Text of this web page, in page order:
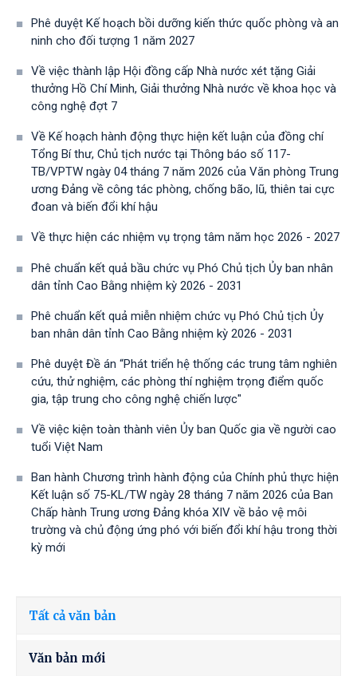
Phê duyệt Kế hoạch bồi dưỡng kiến thức quốc phòng và an
ninh cho đối tượng 1 năm 2027
Về việc thành lập Hội đồng cấp Nhà nước xét tặng Giải
thưởng Hồ Chí Minh, Giải thưởng Nhà nước về khoa học và
công nghệ đợt 7
Về Kế hoạch hành động thực hiện kết luận của đồng chí
Tổng Bí thư, Chủ tịch nước tại Thông báo số 117-
TB/VPTW ngày 04 tháng 7 năm 2026 của Văn phòng Trung
ương Đảng về công tác phòng, chống bão, lũ, thiên tai cực
đoan và biến đổi khí hậu
Về thực hiện các nhiệm vụ trọng tâm năm học 2026 - 2027
Phê chuẩn kết quả bầu chức vụ Phó Chủ tịch Ủy ban nhân
dân tỉnh Cao Bằng nhiệm kỳ 2026 - 2031
Phê chuẩn kết quả miễn nhiệm chức vụ Phó Chủ tịch Ủy
ban nhân dân tỉnh Cao Bằng nhiệm kỳ 2026 - 2031
Phê duyệt Đề án “Phát triển hệ thống các trung tâm nghiên
cứu, thử nghiệm, các phòng thí nghiệm trọng điểm quốc
gia, tập trung cho công nghệ chiến lược"
Về việc kiện toàn thành viên Ủy ban Quốc gia về người cao
tuổi Việt Nam
Ban hành Chương trình hành động của Chính phủ thực hiện
Kết luận số 75-KL/TW ngày 28 tháng 7 năm 2026 của Ban
Chấp hành Trung ương Đảng khóa XIV về bảo vệ môi
trường và chủ động ứng phó với biến đổi khí hậu trong thời
kỳ mới
Tất cả văn bản
Văn bản mới